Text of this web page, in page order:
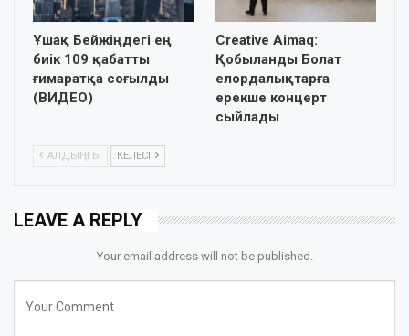
Ұшақ Бейжіңдегі ең
биік 109 қабатты
ғимаратқа соғылды
(ВИДЕО)
Creative Aimaq:
Қобыланды Болат
елордалықтарға
ерекше концерт
сыйлады
АЛДЫҢҒЫ КЕЛЕСІ
LEAVE A REPLY
Your email address will not be published.